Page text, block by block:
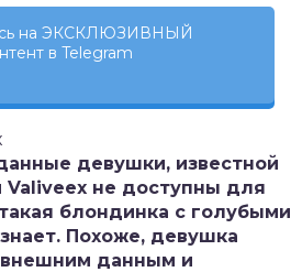
на ЭКСКЛЮЗИВНЫЙ
в Telegram
девушки, известной
не доступны для
блондинка с голубыми
Похоже, девушка
данным и